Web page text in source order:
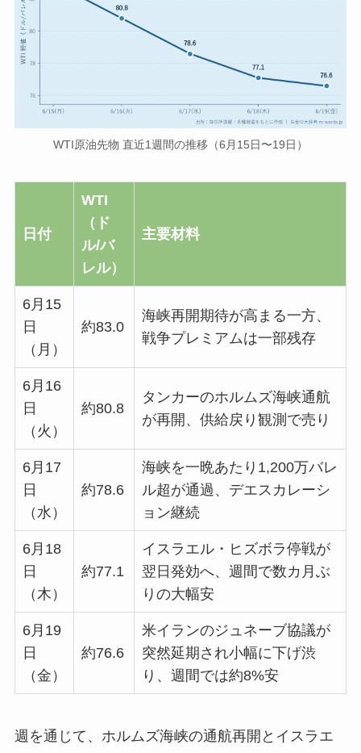
WTI原油先物 直近1週間の推移（6月15日〜19日）
日付
WTI
（ド
ル/バ
レル）
主要材料
6月15
日
（月）
約83.0
海峡再開期待が高まる一方、
戦争プレミアムは一部残存
6月16
日
（火）
約80.8
タンカーのホルムズ海峡通航
が再開、供給戻り観測で売り
6月17
日
（水）
約78.6
海峡を一晩あたり1,200万バレ
ル超が通過、デエスカレーシ
ョン継続
6月18
日
（木）
約77.1
イスラエル・ヒズボラ停戦が
翌日発効へ、週間で数カ月ぶ
りの大幅安
6月19
日
（金）
約76.6
米イランのジュネーブ協議が
突然延期され小幅に下げ渋
り、週間では約8%安
週を通じて、ホルムズ海峡の通航再開とイスラエ